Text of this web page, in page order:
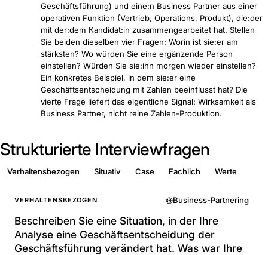
Geschäftsführung) und eine:n Business Partner aus einer
operativen Funktion (Vertrieb, Operations, Produkt), die:der
mit der:dem Kandidat:in zusammengearbeitet hat. Stellen
Sie beiden dieselben vier Fragen: Worin ist sie:er am
stärksten? Wo würden Sie eine ergänzende Person
einstellen? Würden Sie sie:ihn morgen wieder einstellen?
Ein konkretes Beispiel, in dem sie:er eine
Geschäftsentscheidung mit Zahlen beeinflusst hat? Die
vierte Frage liefert das eigentliche Signal: Wirksamkeit als
Business Partner, nicht reine Zahlen-Produktion.
Strukturierte Interviewfragen
Verhaltensbezogen Situativ Case Fachlich Werte
VERHALTENSBEZOGEN Business-Partnering
Beschreiben Sie eine Situation, in der Ihre
Analyse eine Geschäftsentscheidung der
Geschäftsführung verändert hat. Was war Ihre